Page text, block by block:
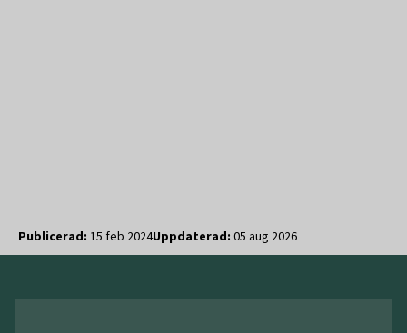
Publicerad: 15 feb 2024Uppdaterad: 05 aug 2026